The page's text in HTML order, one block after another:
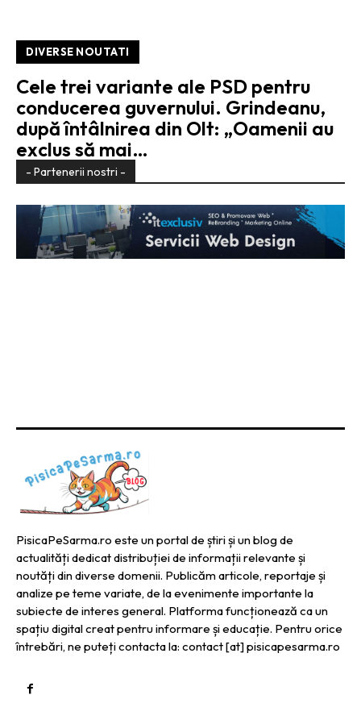
DIVERSE NOUTATI
Cele trei variante ale PSD pentru
conducerea guvernului. Grindeanu,
după întâlnirea din Olt: „Oamenii au
exclus să mai…
- Partenerii nostri -
PisicaPeSarma.ro este un portal de știri și un blog de
actualități dedicat distribuției de informații relevante și
noutăți din diverse domenii. Publicăm articole, reportaje și
analize pe teme variate, de la evenimente importante la
subiecte de interes general. Platforma funcționează ca un
spațiu digital creat pentru informare și educație. Pentru orice
întrebări, ne puteți contacta la: contact [at] pisicapesarma.ro